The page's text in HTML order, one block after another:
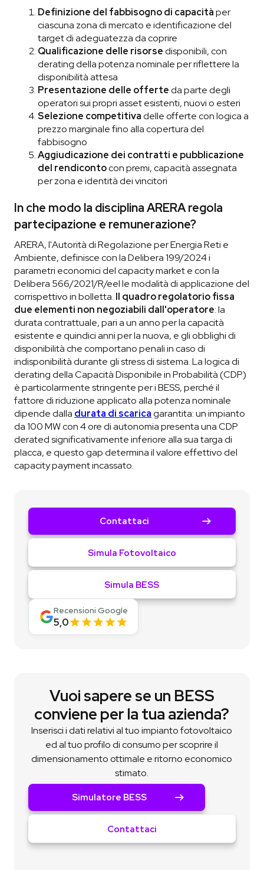
Definizione del fabbisogno di capacitàper
ciascuna zona di mercato e identificazione del
target di adeguatezza da coprire
Qualificazione delle risorsedisponibili, con
derating della potenza nominale per riflettere la
disponibilità attesa
Presentazione delle offerteda parte degli
operatori sui propri asset esistenti, nuovi o esteri
Selezione competitivadelle offerte con logica a
prezzo marginale fino alla copertura del
fabbisogno
Aggiudicazione dei contratti e pubblicazione
del rendicontocon premi, capacità assegnata
per zona e identità dei vincitori
In che modo la disciplina ARERA regola
partecipazione e remunerazione?
ARERA, l'Autorità di Regolazione per Energia Reti e
Ambiente, definisce con la Delibera 199/2024 i
parametri economici del capacity market e con la
Delibera 566/2021/R/eel le modalità di applicazione del
corrispettivo in bolletta. Il quadro regolatorio fissa
due elementi non negoziabili dall'operatore: la
durata contrattuale, pari a un anno per la capacità
esistente e quindici anni per la nuova, e gli obblighi di
disponibilità che comportano penali in caso di
indisponibilità durante gli stress di sistema. La logica di
derating della Capacità Disponibile in Probabilità (CDP)
è particolarmente stringente per i BESS, perché il
fattore di riduzione applicato alla potenza nominale
dipende dalla durata di scaricagarantita: un impianto
da 100 MW con 4 ore di autonomia presenta una CDP
derated significativamente inferiore alla sua targa di
placca, e questo gap determina il valore effettivo del
capacity payment incassato.
Contattaci
Simula Fotovoltaico
Simula BESS
Recensioni Google
5,0
Vuoi sapere se un BESS
conviene per la tua azienda?
Inserisci i dati relativi al tuo impianto fotovoltaico
ed al tuo profilo di consumo per scoprire il
dimensionamento ottimale e ritorno economico
stimato.
Simulatore BESS
Contattaci